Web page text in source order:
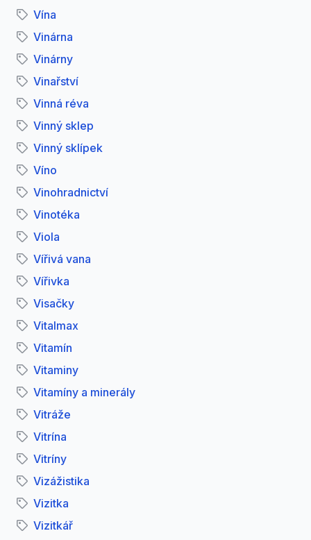
Vína
Vinárna
Vinárny
Vinařství
Vinná réva
Vinný sklep
Vinný sklípek
Víno
Vinohradnictví
Vinotéka
Viola
Vířivá vana
Vířivka
Visačky
Vitalmax
Vitamín
Vitaminy
Vitamíny a minerály
Vitráže
Vitrína
Vitríny
Vizážistika
Vizitka
Vizitkář